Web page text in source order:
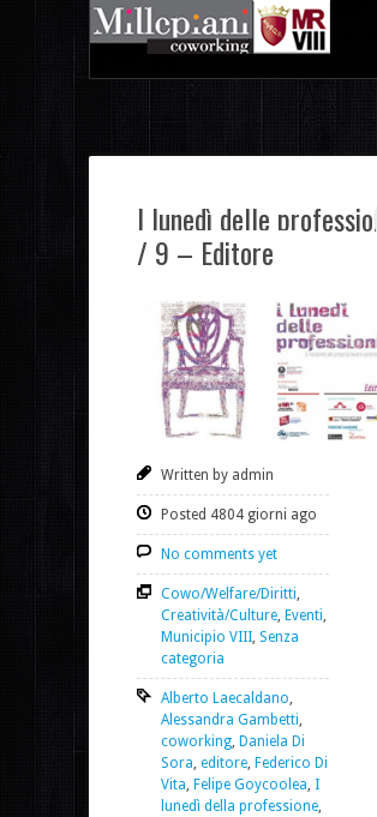
I lunedì delle professioni
/ 9 – Editore
Written by admin
Posted 4804 giorni ago
No comments yet
Cowo/Welfare/Diritti
Creatività/Culture Eventi
Municipio VIII Senza
categoria
Alberto Laecaldano
Alessandra Gambetti
coworking Daniela Di
Sora editore Federico Di
Vita Felipe Goycoolea I
lunedì della professione